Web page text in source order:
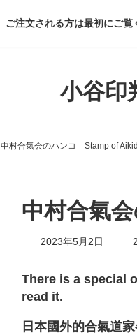
ご注文される方は最初にご覧
小谷印
中村合氣会のハンコ Stamp of
中村合氣
2023年5月2日
There is a special
read it.
日本國外的合氣道